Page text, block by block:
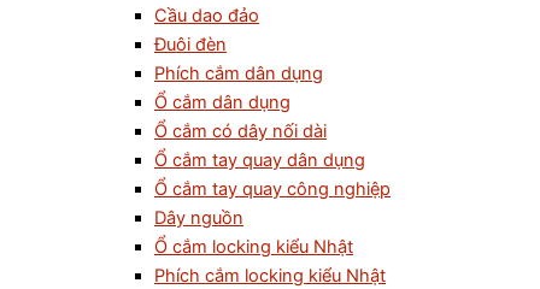
Cầu dao đảo
Đuôi đèn
Phích cắm dân dụng
Ổ cắm dân dụng
Ổ cắm có dây nối dài
Ổ cắm tay quay dân dụng
Ổ cắm tay quay công nghiệp
Dây nguồn
Ổ cắm locking kiểu Nhật
Phích cắm locking kiểu Nhật